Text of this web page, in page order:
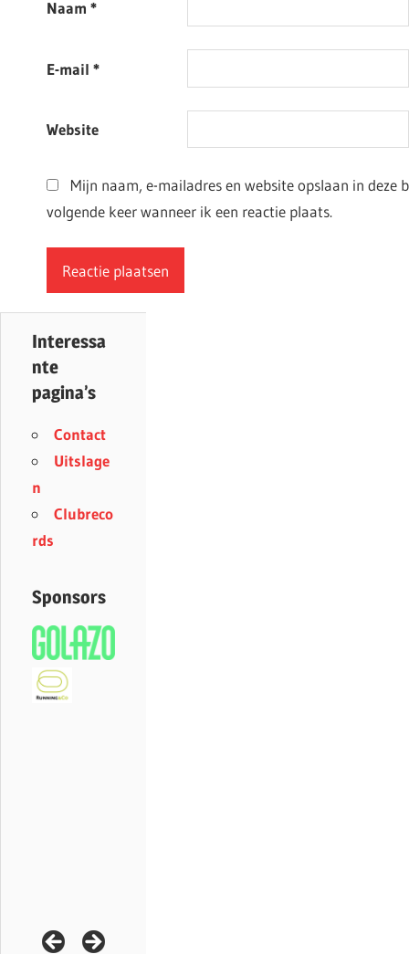
Naam *
E-mail *
Website
Mijn naam, e-mailadres en website opslaan in deze
volgende keer wanneer ik een reactie plaats.
Interessa
nte
pagina’s
Contact
Uitslage
n
Clubreco
rds
Sponsors